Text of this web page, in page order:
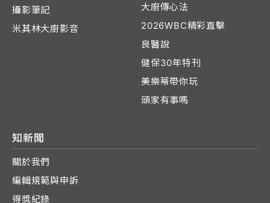
攝影筆記
米其林大廚影音
大廚傳心法
2026WBC精彩直擊
良醫說
健保30年特刊
美樂蒂帶你玩
頭家有事嗎
知新聞
關於我們
編輯規範與申訴
得獎紀錄